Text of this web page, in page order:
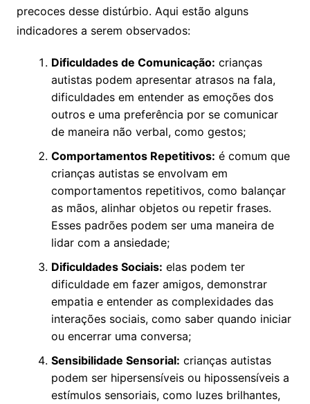
precoces desse distúrbio. Aqui estão alguns
indicadores a serem observados:
Dificuldades de Comunicação: crianças
autistas podem apresentar atrasos na fala,
dificuldades em entender as emoções dos
outros e uma preferência por se comunicar
de maneira não verbal, como gestos;
Comportamentos Repetitivos: é comum que
crianças autistas se envolvam em
comportamentos repetitivos, como balançar
as mãos, alinhar objetos ou repetir frases.
Esses padrões podem ser uma maneira de
lidar com a ansiedade;
Dificuldades Sociais: elas podem ter
dificuldade em fazer amigos, demonstrar
empatia e entender as complexidades das
interações sociais, como saber quando iniciar
ou encerrar uma conversa;
Sensibilidade Sensorial: crianças autistas
podem ser hipersensíveis ou hipossensíveis a
estímulos sensoriais, como luzes brilhantes,